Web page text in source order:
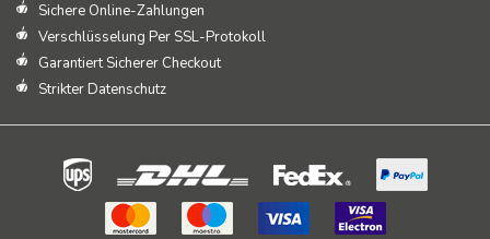
Sichere Online-Zahlungen
Verschlüsselung Per SSL-Protokoll
Garantiert Sicherer Checkout
Strikter Datenschutz